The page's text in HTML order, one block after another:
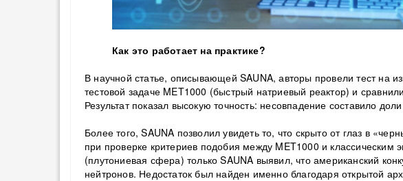
Как это работает на практике?
В научной статье, описывающей SAUNA, авторы провели тест на
тестовой задаче MET1000 (быстрый натриевый реактор) и
Результат показал высокую точность: несовпадение составило
Более того, SAUNA позволил увидеть то, что скрыто от глаз в
при проверке критериев подобия между MET1000 и классическим
(плутониевая сфера) только SAUNA выявил, что американский
нейтронов. Недостаток был найден именно благодаря открытой